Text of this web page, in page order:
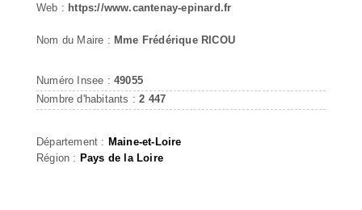
Web : https://www.cantenay-epinard.fr
Nom du Maire : Mme Frédérique RICOU
Numéro Insee : 49055
Nombre d'habitants :2 447
Département : Maine-et-Loire
Région : Pays de la Loire